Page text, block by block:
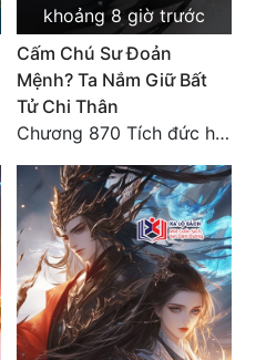
khoảng 8 giờ trước
Cấm Chú Sư Đoản
Mệnh? Ta Nắm Giữ Bất
Tử Chi Thân
Chương 870 Tích đức hành thiện